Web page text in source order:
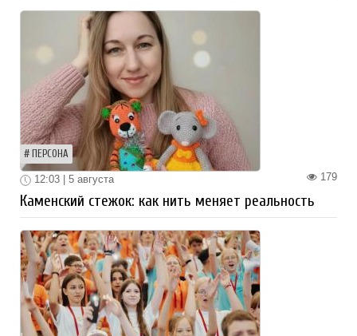
ПЕРСОНА
179
12:03 | 5 августа
Каменский стежок: как нить меняет реальность